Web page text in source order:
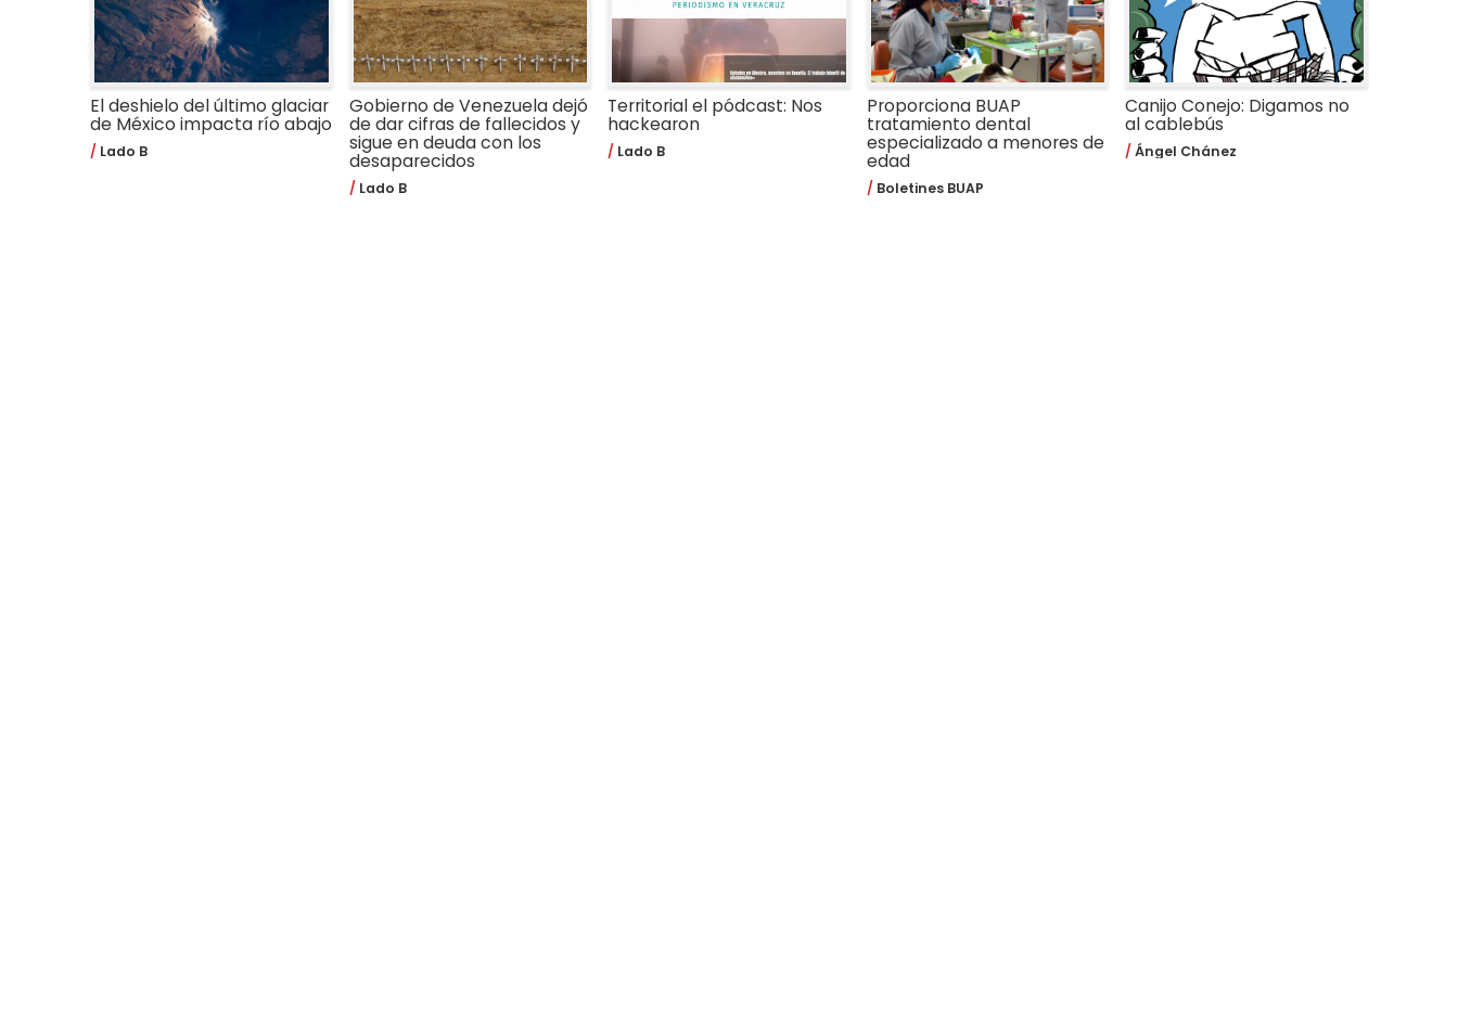
El deshielo del último glaciar
de México impacta río abajo
Lado B
Gobierno de Venezuela dejó
de dar cifras de fallecidos y
sigue en deuda con los
desaparecidos
Lado B
Territorial el pódcast: Nos
hackearon
Lado B
Proporciona BUAP
tratamiento dental
especializado a menores de
edad
Boletines BUAP
Canijo Conejo: Digamos no
al cablebús
Ángel Chánez